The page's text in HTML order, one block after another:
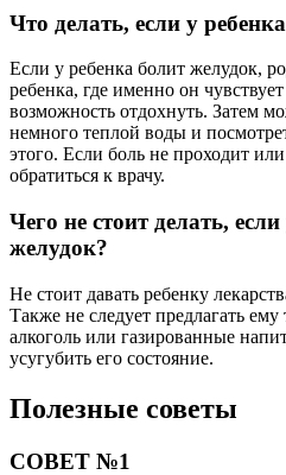
Что делать, если у
Если у ребенка болит желудок,
ребенка, где именно он
возможность отдохнуть. Затем
немного теплой воды и
этого. Если боль не проходит
обратиться к врачу.
Чего не стоит делать,
желудок?
Не стоит давать ребенку
Также не следует предлагать
алкоголь или газированные
усугубить его состояние.
Полезные советы
СОВЕТ №1